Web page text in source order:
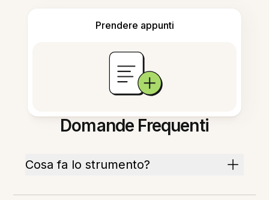
Prendere appunti
Domande Frequenti
Cosa fa lo strumento?